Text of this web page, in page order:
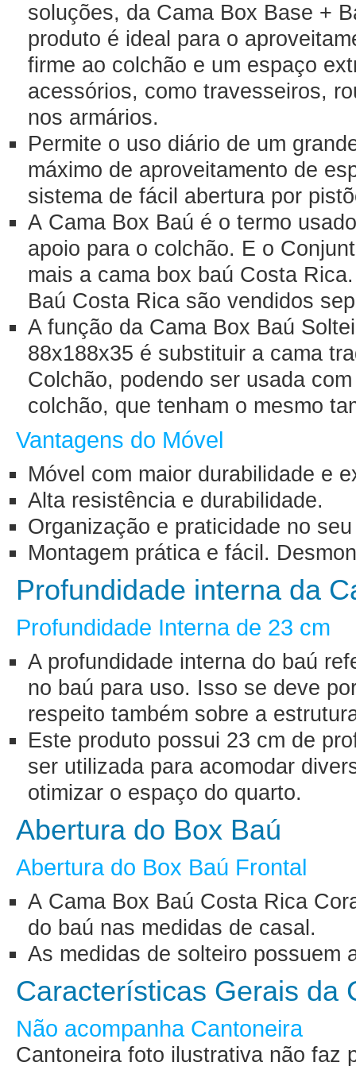
soluções, da Cama Box Base +
produto é ideal para o
firme ao colchão e um espaço
acessórios, como travesseiros,
nos armários.
Permite o uso diário de um
máximo de aproveitamento de
sistema de fácil abertura por
A Cama Box Baú é o termo
apoio para o colchão. E o
mais a cama box baú Costa
Baú Costa Rica são vendidos
A função da Cama Box Baú
88x188x35 é substituir a cama
Colchão, podendo ser usada
colchão, que tenham o mesmo
Vantagens do Móvel
Móvel com maior durabilidade e
Alta resistência e durabilidade.
Organização e praticidade no
Montagem prática e fácil.
Profundidade interna da
Profundidade Interna de 23 cm
A profundidade interna do baú
no baú para uso. Isso se deve
respeito também sobre a
Este produto possui 23 cm de
ser utilizada para acomodar
otimizar o espaço do quarto.
Abertura do Box Baú
Abertura do Box Baú Frontal
A Cama Box Baú Costa Rica
do baú nas medidas de casal.
As medidas de solteiro possuem
Características Gerais da
Não acompanha Cantoneira
Cantoneira foto ilustrativa não faz